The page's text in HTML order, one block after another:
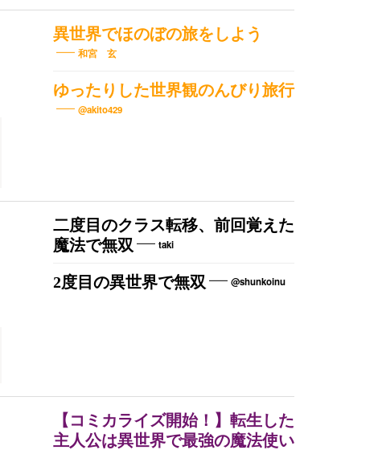
異世界でほのぼの旅をしよう
和宮 玄
ゆったりした世界観のんびり旅行
@akito429
二度目のクラス転移、前回覚えた
魔法で無双
taki
2度目の異世界で無双 @shunkoinu
【コミカライズ開始！】転生した
主人公は異世界で最強の魔法使い